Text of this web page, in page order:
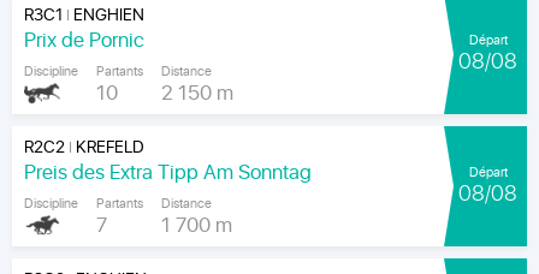
R3C1 | ENGHIEN
Prix de Pornic
Discipline Partants
10
Distance
2 150 m
Départ
08/08
R2C2| KREFELD
Preis des Extra Tipp Am Sonntag
Discipline Partants
7
Distance
1 700 m
Départ
08/08